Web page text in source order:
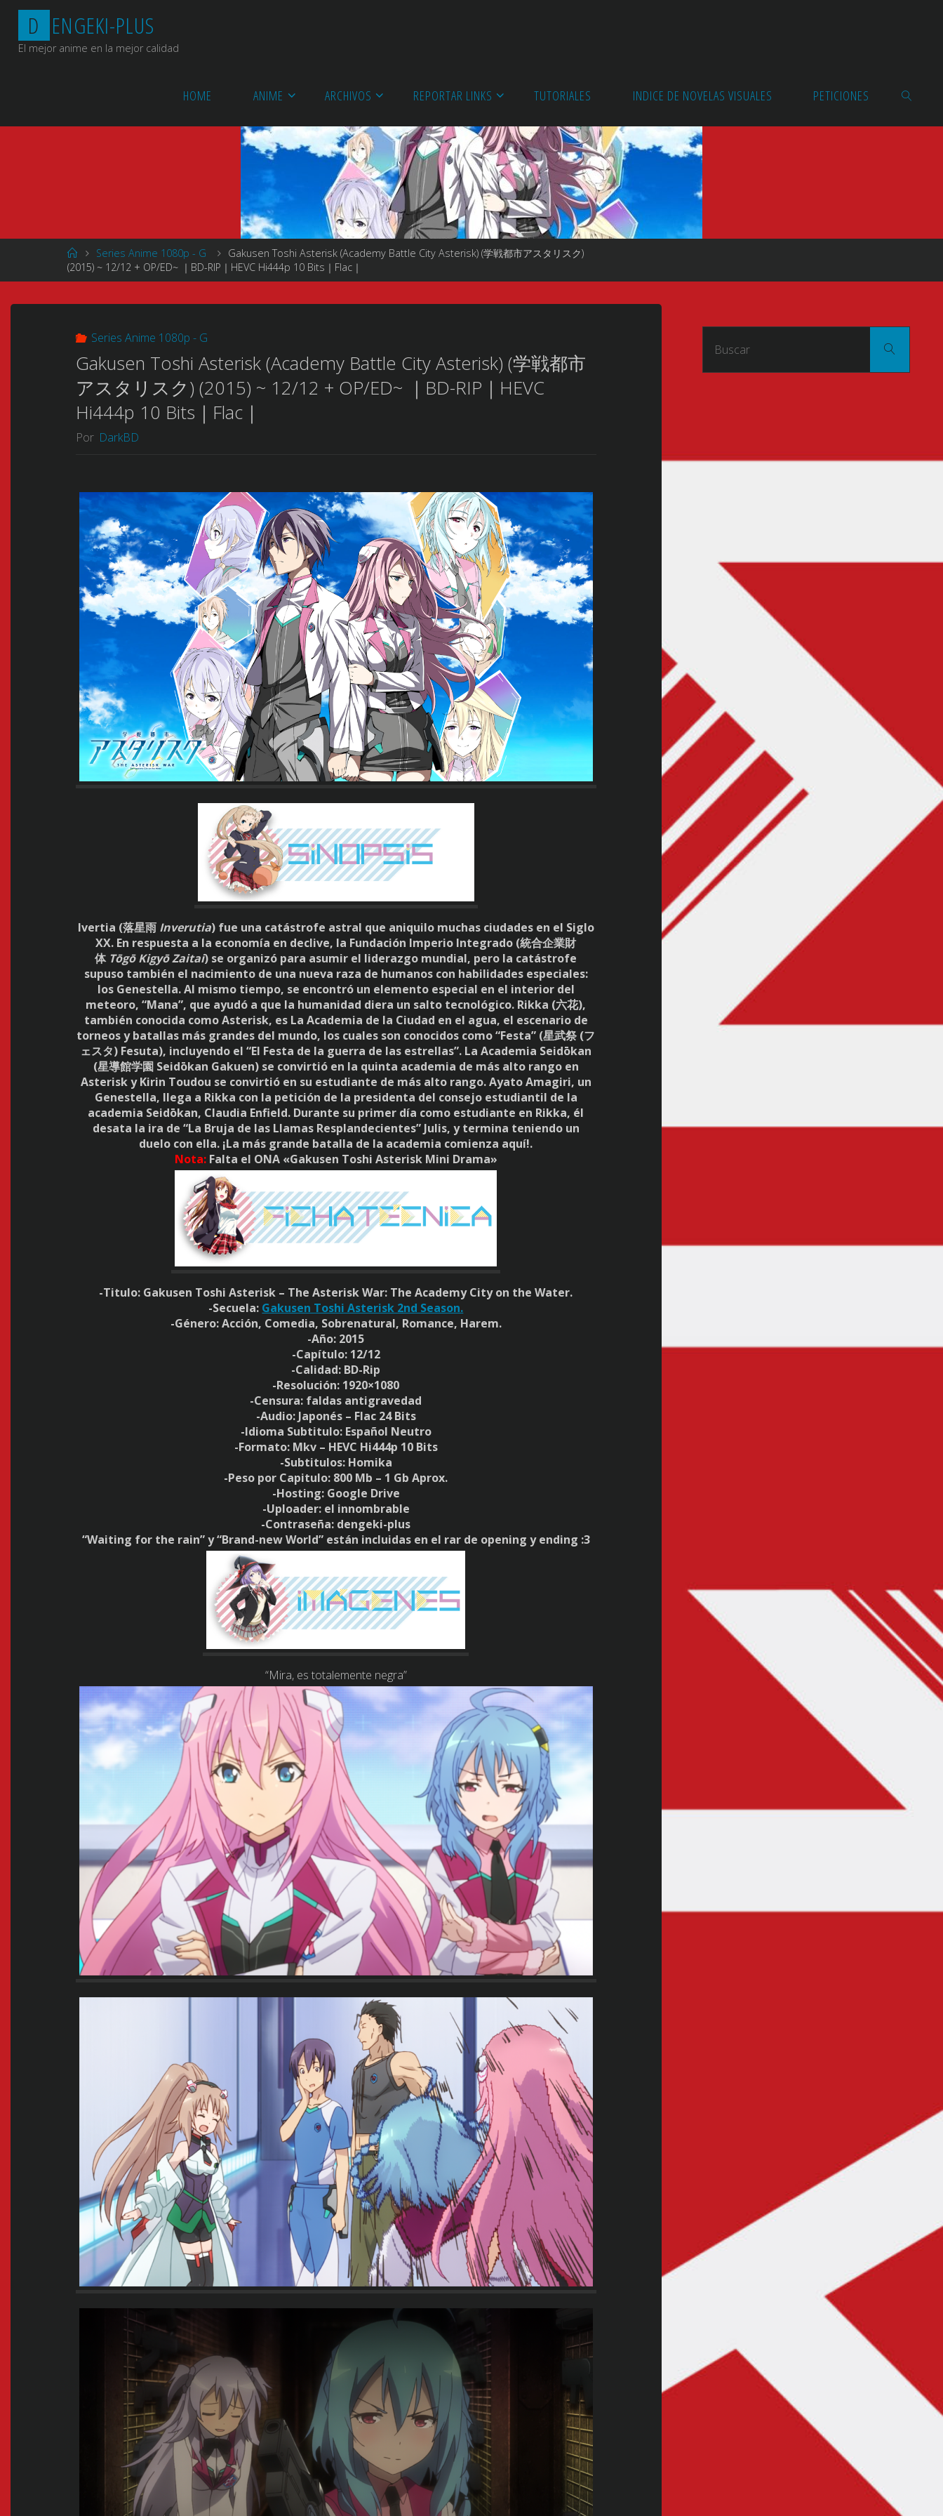
Saltar
contenido
D ENGEKI-PLUS
El mejor anime en la mejor calidad
HOME ANIME ARCHIVOS REPORTAR LINKS TUTORIALES INDICE DE NOVELAS VISUALES PETICIONES
Página
de
Inicio
Series Anime 1080p - G
Gakusen Toshi Asterisk (Academy Battle City Asterisk) (学戦都市アスタリスク)
(2015) ~ 12/12 + OP/ED~ ｜BD-RIP｜HEVC Hi444p 10 Bits｜Flac｜
Series Anime 1080p - G
Gakusen Toshi Asterisk (Academy Battle City Asterisk) (学戦都市
アスタリスク) (2015) ~ 12/12 + OP/ED~ ｜BD-RIP｜HEVC
Hi444p 10 Bits｜Flac｜
Por DarkBD
Ivertia (落星雨 Inverutia) fue una catástrofe astral que aniquilo muchas ciudades en el Siglo
XX. En respuesta a la economía en declive, la Fundación Imperio Integrado (統合企業財
体 Tōgō Kigyō Zaitai) se organizó para asumir el liderazgo mundial, pero la catástrofe
supuso también el nacimiento de una nueva raza de humanos con habilidades especiales:
los Genestella. Al mismo tiempo, se encontró un elemento especial en el interior del
meteoro, “Mana”, que ayudó a que la humanidad diera un salto tecnológico. Rikka (六花),
también conocida como Asterisk, es La Academia de la Ciudad en el agua, el escenario de
torneos y batallas más grandes del mundo, los cuales son conocidos como “Festa” (星武祭 (フ
ェスタ) Fesuta), incluyendo el “El Festa de la guerra de las estrellas”. La Academia Seidōkan
(星導館学園 Seidōkan Gakuen) se convirtió en la quinta academia de más alto rango en
Asterisk y Kirin Toudou se convirtió en su estudiante de más alto rango. Ayato Amagiri, un
Genestella, llega a Rikka con la petición de la presidenta del consejo estudiantil de la
academia Seidōkan, Claudia Enfield. Durante su primer día como estudiante en Rikka, él
desata la ira de “La Bruja de las Llamas Resplandecientes” Julis, y termina teniendo un
duelo con ella. ¡La más grande batalla de la academia comienza aquí!.
Nota:Falta el ONA «Gakusen Toshi Asterisk Mini Drama»
-Titulo: Gakusen Toshi Asterisk – The Asterisk War: The Academy City on the Water.
-Secuela: Gakusen Toshi Asterisk 2nd Season.
-Género: Acción, Comedia, Sobrenatural, Romance, Harem.
-Año: 2015
-Capítulo: 12/12
-Calidad: BD-Rip
-Resolución: 1920×1080
-Censura: faldas antigravedad
-Audio: Japonés – Flac 24 Bits
-Idioma Subtitulo: Español Neutro
-Formato: Mkv – HEVC Hi444p 10 Bits
-Subtitulos: Homika
-Peso por Capitulo: 800 Mb – 1 Gb Aprox.
-Hosting: Google Drive
-Uploader: el innombrable
-Contraseña: dengeki-plus
“Waiting for the rain” y “Brand-new World” están incluidas en el rar de opening y ending :3
“Mira, es totalemente negra”
Buscar